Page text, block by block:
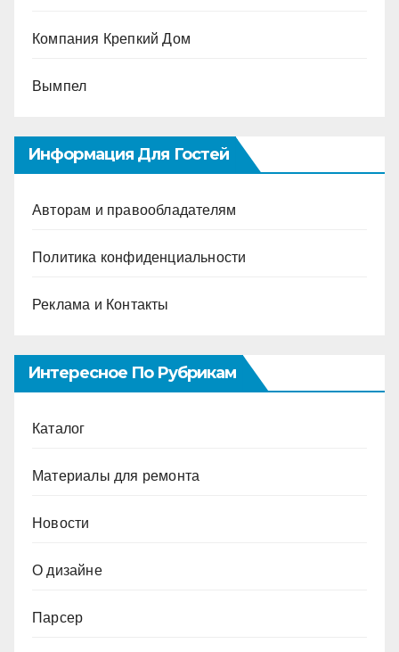
Компания Крепкий Дом
Вымпел
Информация Для Гостей
Авторам и правообладателям
Политика конфиденциальности
Реклама и Контакты
Интересное По Рубрикам
Каталог
Материалы для ремонта
Новости
О дизайне
Парсер